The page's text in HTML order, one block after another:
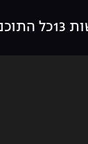
13 כל